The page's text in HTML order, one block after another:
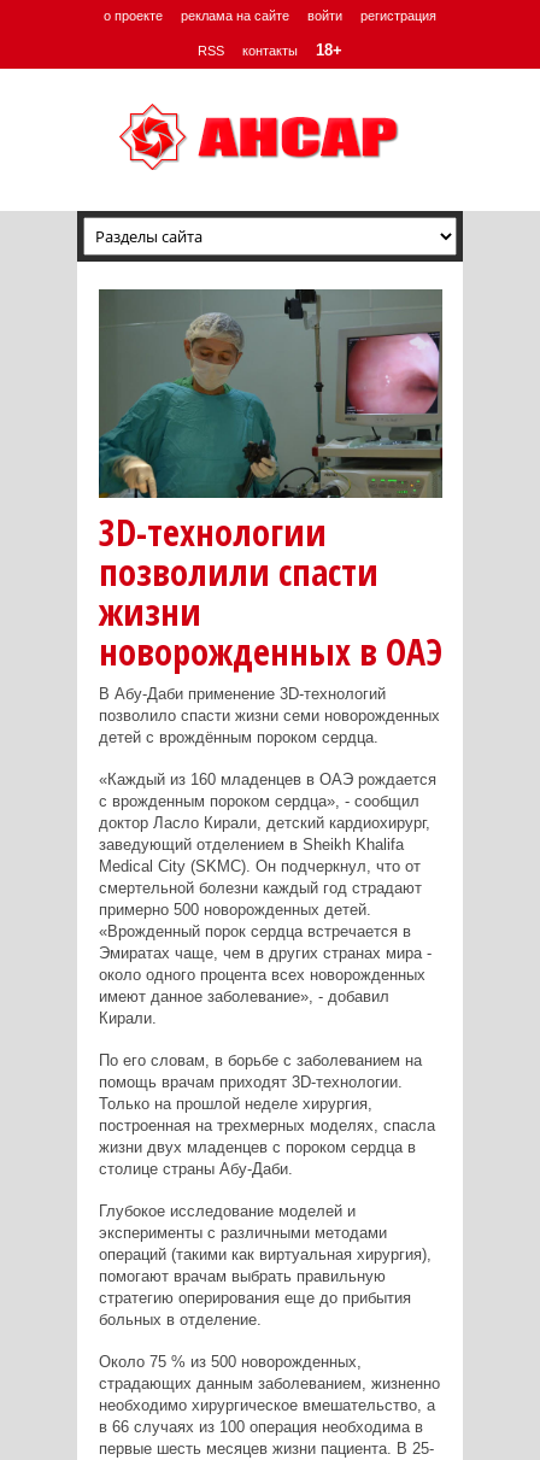
о проекте реклама на сайте войти регистрация
RSS контакты 18+
3D-технологии
позволили спасти
жизни
новорожденных в ОАЭ
В Абу-Даби применение 3D-технологий
позволило спасти жизни семи новорожденных
детей с врождённым пороком сердца.
«Каждый из 160 младенцев в ОАЭ рождается
с врожденным пороком сердца», - сообщил
доктор Ласло Кирали, детский кардиохирург,
заведующий отделением в Sheikh Khalifa
Medical City (SKMC). Он подчеркнул, что от
смертельной болезни каждый год страдают
примерно 500 новорожденных детей.
«Врожденный порок сердца встречается в
Эмиратах чаще, чем в других странах мира -
около одного процента всех новорожденных
имеют данное заболевание», - добавил
Кирали.
По его словам, в борьбе с заболеванием на
помощь врачам приходят 3D-технологии.
Только на прошлой неделе хирургия,
построенная на трехмерных моделях, спасла
жизни двух младенцев с пороком сердца в
столице страны Абу-Даби.
Глубокое исследование моделей и
эксперименты с различными методами
операций (такими как виртуальная хирургия),
помогают врачам выбрать правильную
стратегию оперирования еще до прибытия
больных в отделение.
Около 75 % из 500 новорожденных,
страдающих данным заболеванием, жизненно
необходимо хирургическое вмешательство, а
в 66 случаях из 100 операция необходима в
первые шесть месяцев жизни пациента. В 25-